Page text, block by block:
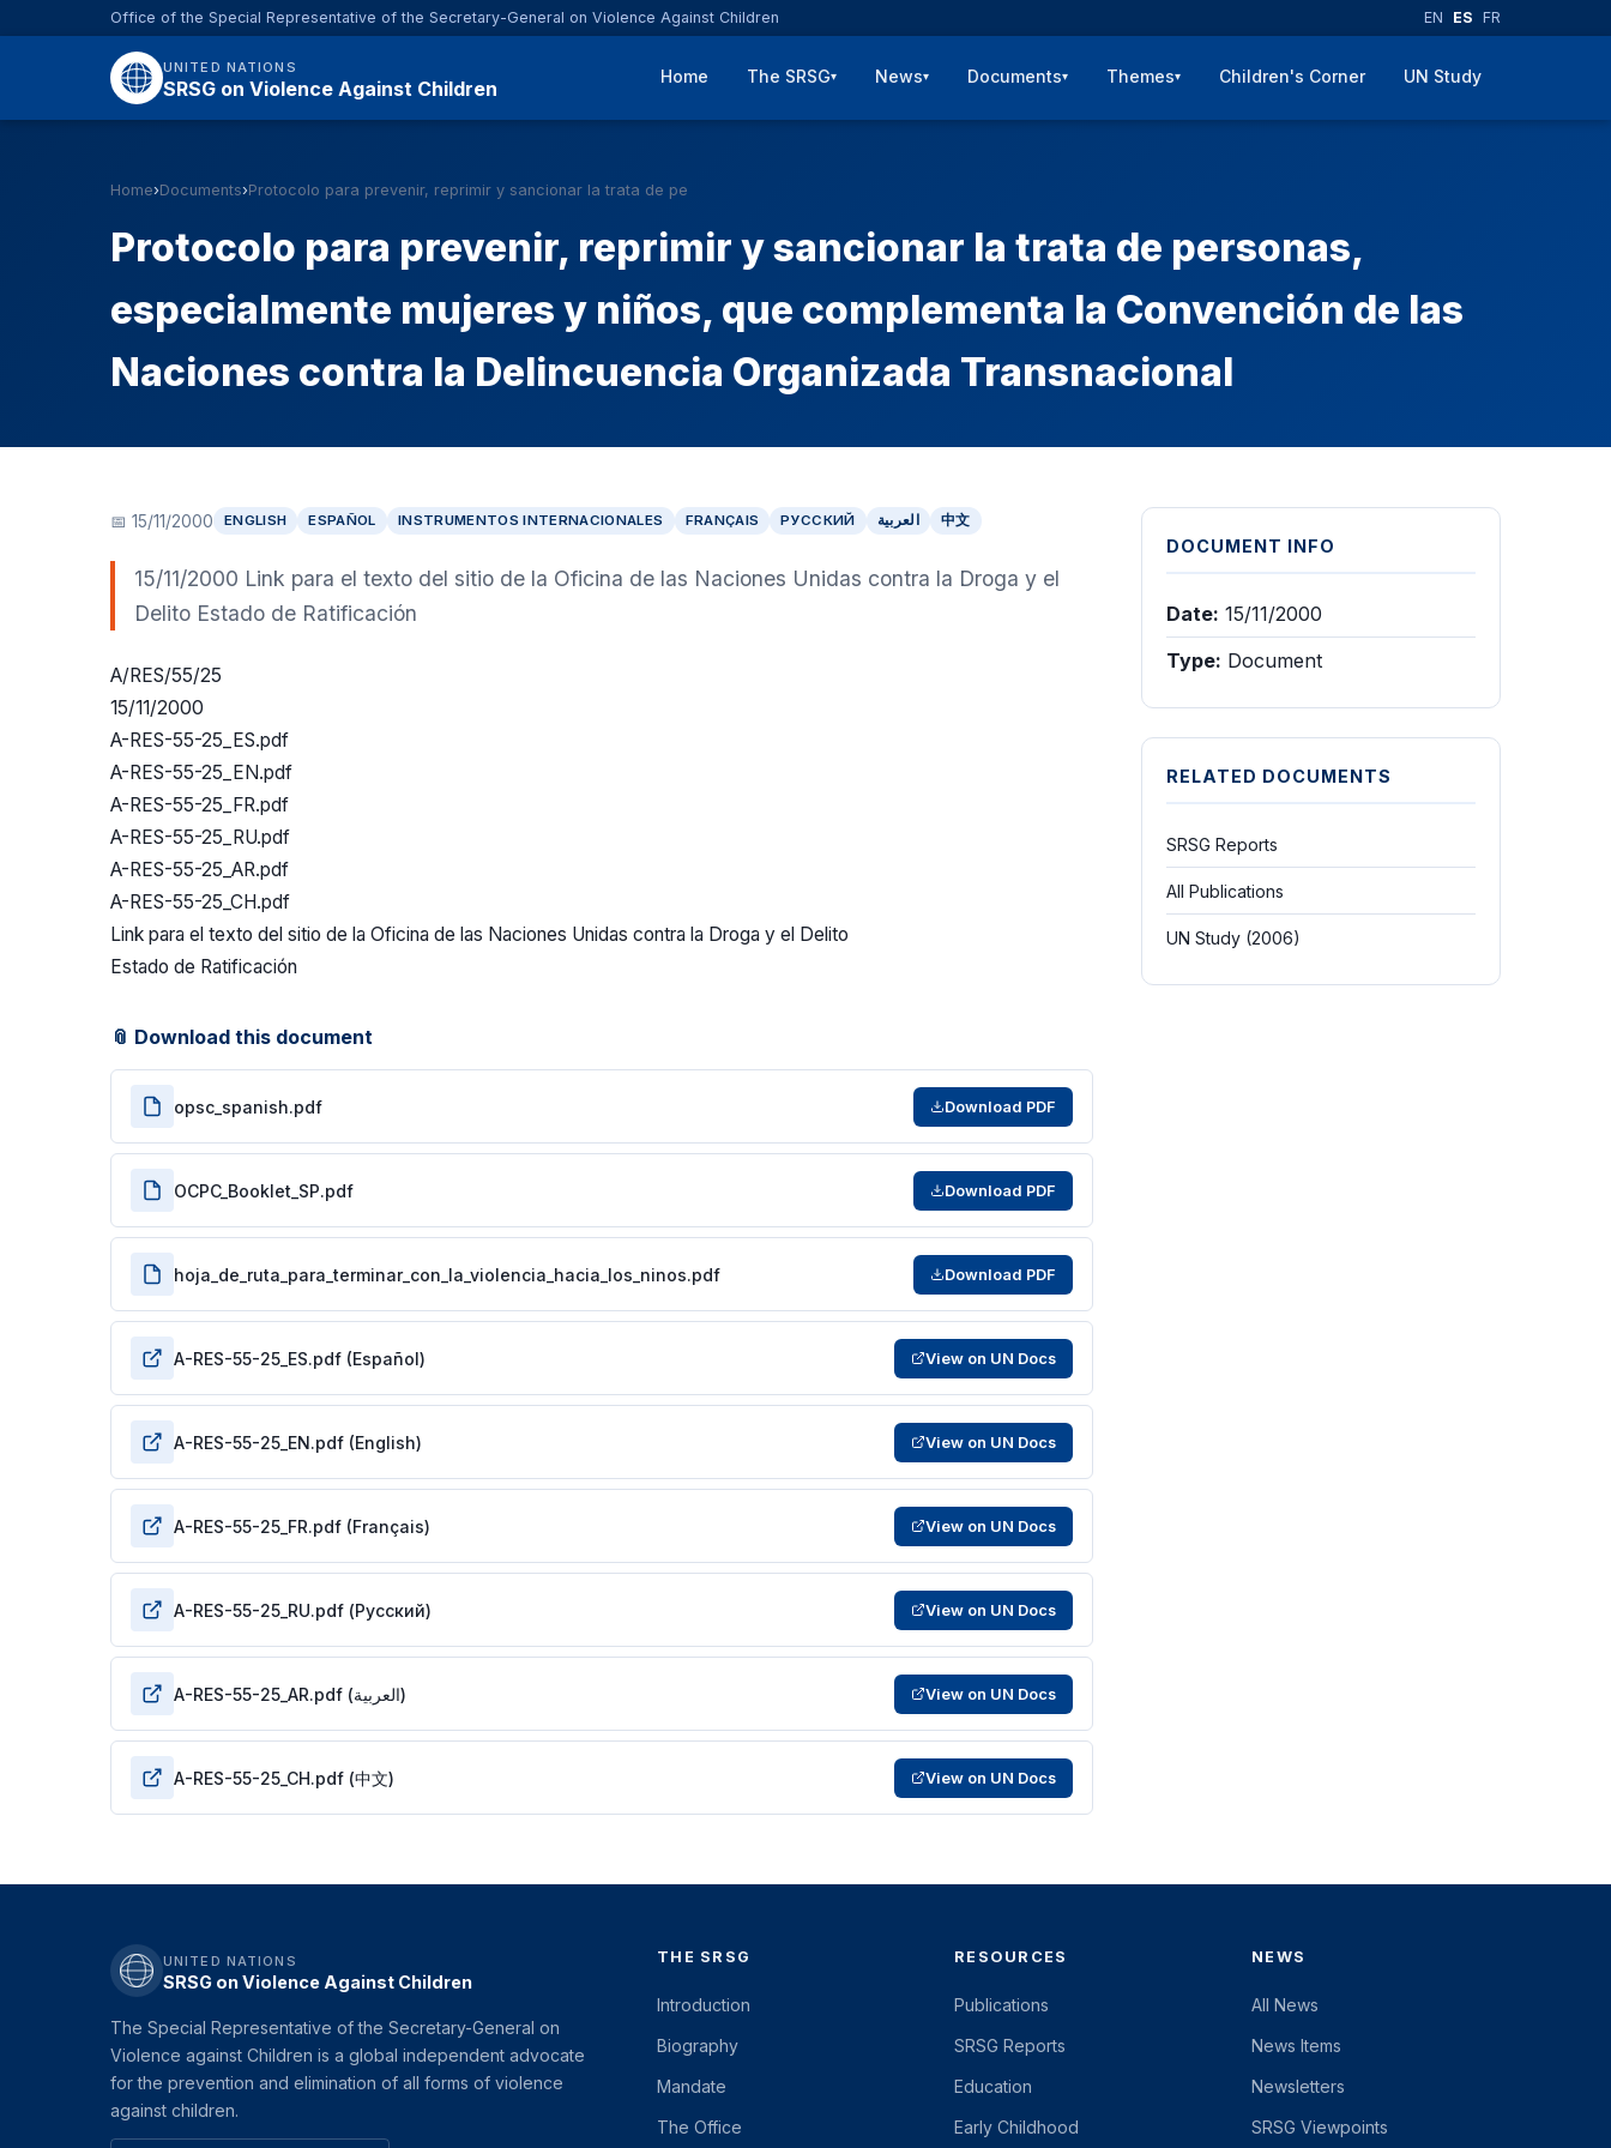
Office of the Special Representative of the Secretary-General on Violence Against Children EN ES FR
UNITED NATIONS
SRSG on Violence Against Children Home The SRSG▾ News▾ Documents▾ Themes▾ Children's Corner UN Study
Home›Documents›Protocolo para prevenir, reprimir y sancionar la trata de pe
Protocolo para prevenir, reprimir y sancionar la trata de personas,
especialmente mujeres y niños, que complementa la Convención de las
Naciones contra la Delincuencia Organizada Transnacional
📅 15/11/2000 ENGLISH ESPAÑOL INSTRUMENTOS INTERNACIONALES FRANÇAIS РУССКИЙ العربية 中文
15/11/2000 Link para el texto del sitio de la Oficina de las Naciones Unidas contra la Droga y el
Delito Estado de Ratificación
A/RES/55/25
15/11/2000
A-RES-55-25_ES.pdf
A-RES-55-25_EN.pdf
A-RES-55-25_FR.pdf
A-RES-55-25_RU.pdf
A-RES-55-25_AR.pdf
A-RES-55-25_CH.pdf
Link para el texto del sitio de la Oficina de las Naciones Unidas contra la Droga y el Delito
Estado de Ratificación
📎 Download this document
opsc_spanish.pdf Download PDF
OCPC_Booklet_SP.pdf Download PDF
hoja_de_ruta_para_terminar_con_la_violencia_hacia_los_ninos.pdf Download PDF
A-RES-55-25_ES.pdf (Español) View on UN Docs
A-RES-55-25_EN.pdf (English) View on UN Docs
A-RES-55-25_FR.pdf (Français) View on UN Docs
A-RES-55-25_RU.pdf (Русский) View on UN Docs
A-RES-55-25_AR.pdf (العربية) View on UN Docs
A-RES-55-25_CH.pdf (中文) View on UN Docs
DOCUMENT INFO
Date: 15/11/2000
Type: Document
RELATED DOCUMENTS
SRSG Reports
All Publications
UN Study (2006)
UNITED NATIONS
SRSG on Violence Against Children
The Special Representative of the Secretary-General on
Violence against Children is a global independent advocate
for the prevention and elimination of all forms of violence
against children.
THE SRSG
Introduction
Biography
Mandate
The Office
RESOURCES
Publications
SRSG Reports
Education
Early Childhood
NEWS
All News
News Items
Newsletters
SRSG Viewpoints